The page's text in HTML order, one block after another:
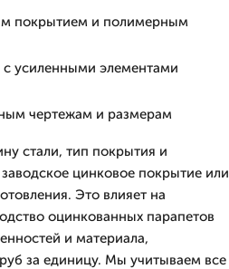
покрытием и полимерным
усиленными элементами
чертежам и размерам
стали, тип покрытия и
цинковое покрытие или
Это влияет на
оцинкованных парапетов
и материала,
за единицу. Мы учитываем все